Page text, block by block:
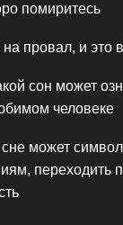
помиритесь
провал, и это
сон может
человеке
может
переходить